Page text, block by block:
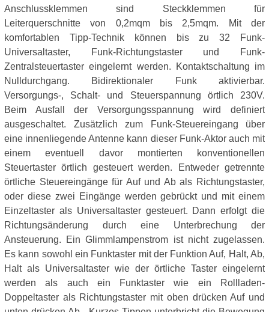
Anschlussklemmen sind Steckklemmen für
Leiterquerschnitte von 0,2mqm bis 2,5mqm. Mit der
komfortablen Tipp-Technik können bis zu 32 Funk-
Universaltaster, Funk-Richtungstaster und Funk-
Zentralsteuertaster eingelernt werden. Kontaktschaltung im
Nulldurchgang. Bidirektionaler Funk aktivierbar.
Versorgungs-, Schalt- und Steuerspannung örtlich 230V.
Beim Ausfall der Versorgungsspannung wird definiert
ausgeschaltet. Zusätzlich zum Funk-Steuereingang über
eine innenliegende Antenne kann dieser Funk-Aktor auch mit
einem eventuell davor montierten konventionellen
Steuertaster örtlich gesteuert werden. Entweder getrennte
örtliche Steuereingänge für Auf und Ab als Richtungstaster,
oder diese zwei Eingänge werden gebrückt und mit einem
Einzeltaster als Universaltaster gesteuert. Dann erfolgt die
Richtungsänderung durch eine Unterbrechung der
Ansteuerung. Ein Glimmlampenstrom ist nicht zugelassen.
Es kann sowohl ein Funktaster mit der Funktion Auf, Halt, Ab,
Halt als Universaltaster wie der örtliche Taster eingelernt
werden als auch ein Funktaster wie ein Rollladen-
Doppeltaster als Richtungstaster mit oben drücken Auf und